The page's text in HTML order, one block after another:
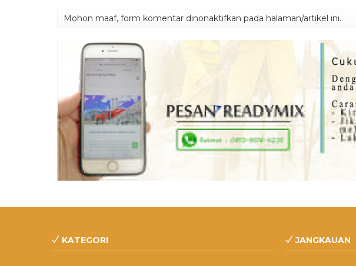
Mohon maaf, form komentar dinonaktifkan pada halaman/artikel ini.
KATEGORI JANGKAUAN